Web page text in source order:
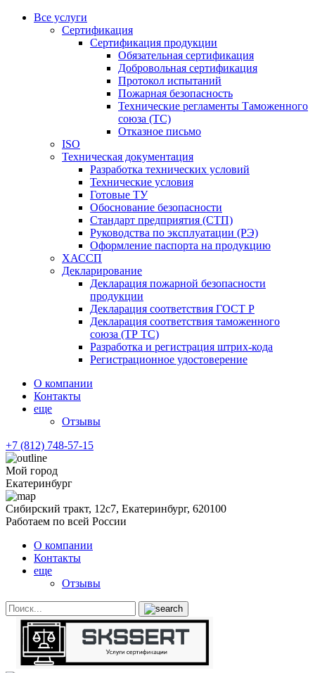
Все услуги
Сертификация
Сертификация продукции
Обязательная сертификация
Добровольная сертификация
Протокол испытаний
Пожарная безопасность
Технические регламенты Таможенного
союза (ТС)
Отказное письмо
ISO
Техническая документация
Разработка технических условий
Технические условия
Готовые ТУ
Обоснование безопасности
Стандарт предприятия (СТП)
Руководства по эксплуатации (РЭ)
Оформление паспорта на продукцию
ХАССП
Декларирование
Декларация пожарной безопасности
продукции
Декларация соответствия ГОСТ Р
Декларация соответствия таможенного
союза (ТР ТС)
Разработка и регистрация штрих-кода
Регистрационное удостоверение
О компании
Контакты
еще
Отзывы
+7 (812) 748-57-15
Мой город
Екатеринбург
Сибирский тракт, 12с7, Екатеринбург, 620100
Работаем по всей России
О компании
Контакты
еще
Отзывы